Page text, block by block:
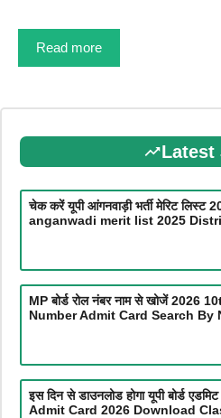
Read more
Latest
चेक करें यूपी आंगनवाड़ी भर्ती मेरिट लिस्ट
anganwadi merit list 2025
MP बोर्ड रोल नंबर नाम से खोजें
Number Admit Card Search By
इस दिन से डाउनलोड होगा यूपी बोर्ड
Admit Card 2026 Download